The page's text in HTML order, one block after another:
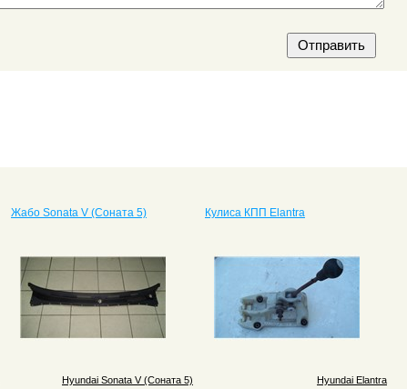
Жабо Sonata V (Соната 5)
Hyundai Sonata V (Соната 5)
Кулиса КПП Elantra
Hyundai Elantra